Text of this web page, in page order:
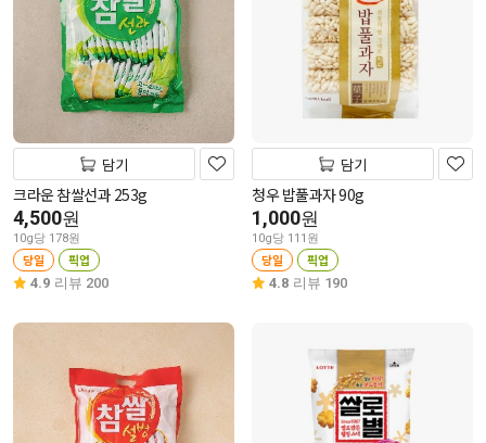
담기
크라운 참쌀선과 253g
4,500원
10g당 178원
당일 픽업
4.9 리뷰 200
담기
청우 밥풀과자 90g
1,000원
10g당 111원
당일 픽업
4.8 리뷰 190